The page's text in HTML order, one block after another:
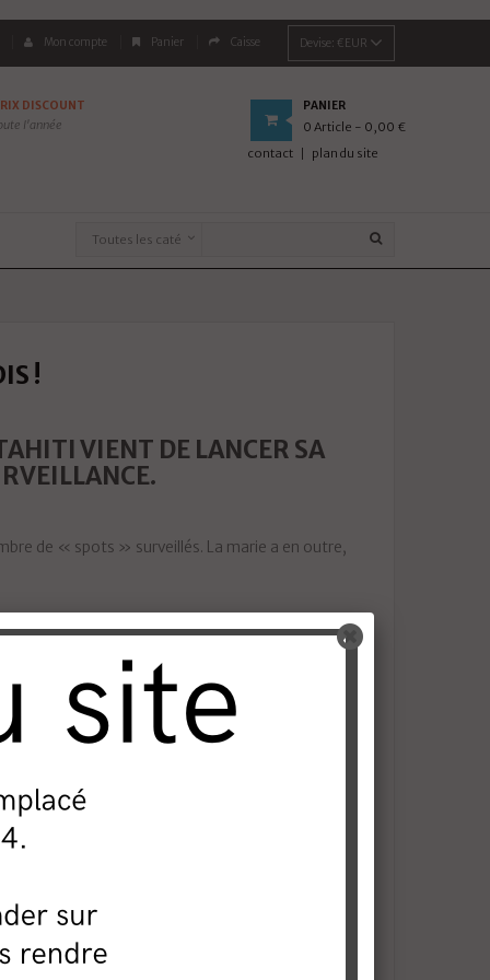
Devise: €EUR
Mon compte Panier Caisse
PANIER
0 Article - 0,00 €
DISCOUNT
l'année
contact
plan du site
!
VIENT DE LANCER SA
de « spots » surveillés. La marie a en outre,
d’être plus rapidement sur le terrain et d’identifier plus